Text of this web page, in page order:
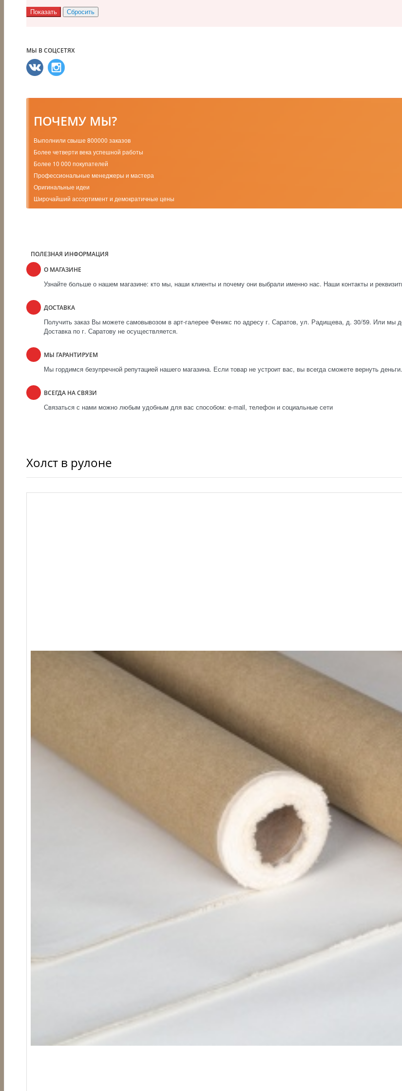
МЫ В СОЦСЕТЯХ
ПОЧЕМУ МЫ?
Выполнили свыше 800000 заказов
Более четверти века успешной работы
Более 10 000 покупателей
Профессиональные менеджеры и мастера
Оригинальные идеи
Широчайший ассортимент и демократичные цены
ПОЛЕЗНАЯ ИНФОРМАЦИЯ
О МАГАЗИНЕ
Узнайте больше о нашем магазине: кто мы, наши клиенты и почему они выбрали именно нас. Наши контакты и
ДОСТАВКА
Получить заказ Вы можете самовывозом в арт-галерее Феникс по адресу г. Саратов, ул. Радищева, д. 30/59. Или мы
Доставка по г. Саратову не осуществляется.
МЫ ГАРАНТИРУЕМ
Мы гордимся безупречной репутацией нашего магазина. Если товар не устроит вас, вы всегда сможете вернуть деньги.
ВСЕГДА НА СВЯЗИ
Связаться с нами можно любым удобным для вас способом: e-mail, телефон и социальные сети
Холст в рулоне